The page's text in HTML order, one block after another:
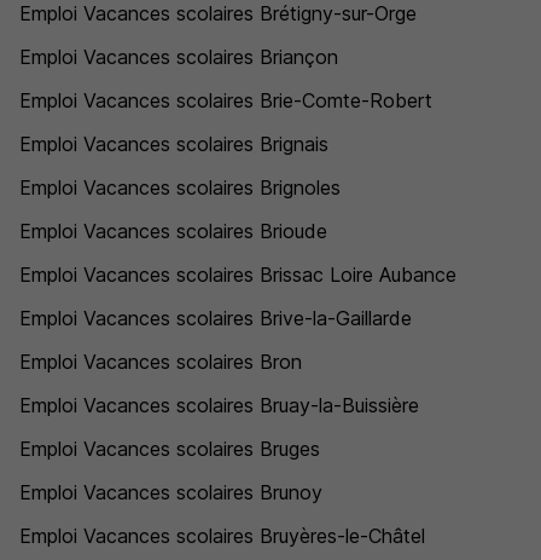
Emploi Vacances scolaires Brétigny-sur-Orge
Emploi Vacances scolaires Briançon
Emploi Vacances scolaires Brie-Comte-Robert
Emploi Vacances scolaires Brignais
Emploi Vacances scolaires Brignoles
Emploi Vacances scolaires Brioude
Emploi Vacances scolaires Brissac Loire Aubance
Emploi Vacances scolaires Brive-la-Gaillarde
Emploi Vacances scolaires Bron
Emploi Vacances scolaires Bruay-la-Buissière
Emploi Vacances scolaires Bruges
Emploi Vacances scolaires Brunoy
Emploi Vacances scolaires Bruyères-le-Châtel